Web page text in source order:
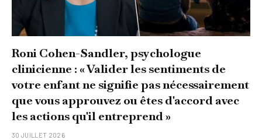
Roni Cohen-Sandler, psychologue
clinicienne : « Valider les sentiments de
votre enfant ne signifie pas nécessairement
que vous approuvez ou êtes d'accord avec
les actions qu'il entreprend »
30 JUILLET 2026